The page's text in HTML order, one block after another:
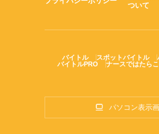
ついて
バイトル スポットバイトル
バイトルPRO
ナースではたらこ
パソコン表示